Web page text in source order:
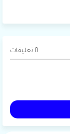
0 تعليقات